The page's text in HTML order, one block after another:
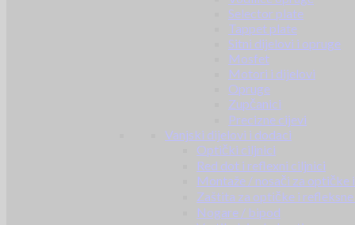
Selector plate
Tappet plate
Sitni dijelovi i opruge
Mosfet
Motori i dijelovi
Opruge
Zupčanici
Precizne cijevi
Vanjski dijelovi i dodaci
Optički ciljnici
Red dot i reflexni ciljnici
Montaže / nosači za optičke
Zaštita za optičke i
Nogare / bipod